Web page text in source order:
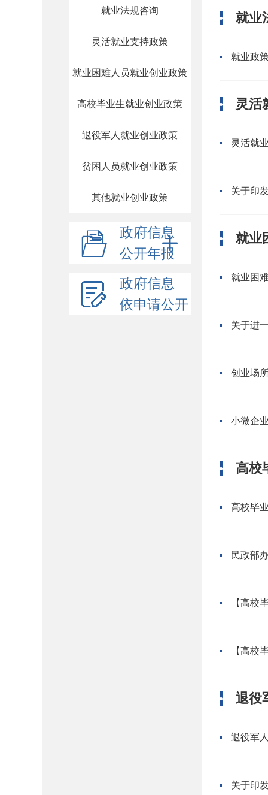
就业法规咨询
灵活就业支持政策
就业困难人员就业创业政策
高校毕业生就业创业政策
退役军人就业创业政策
贫困人员就业创业政策
其他就业创业政策
政府信息
公开年报
政府信息
依申请公开
就业
就业政
灵活
灵活就
关于印
就业
就业困
关于进
创业场
小微企
高校
高校毕
【高校
【高校
退役
退役军